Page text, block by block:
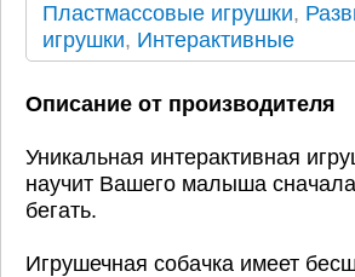
Пластмассовые игрушки,
игрушки, Интерактивные
Описание от производителя
Уникальная интерактивная
научит Вашего малыша
бегать.
Игрушечная собачка имеет